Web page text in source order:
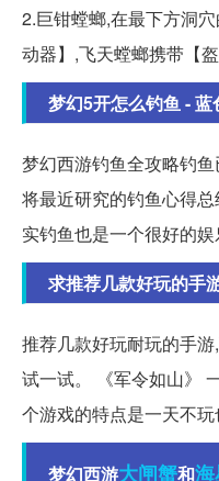
2.巨钳螳螂,在最下方洞
动器】,飞天螳螂携带【
梦幻5开怎么钓鱼 -
梦幻西游钓鱼全攻略钓
将最近研究的钓鱼心得
实钓鱼也是一个很好的娱
求推荐几款好玩的手
推荐几款好玩耐玩的手
试一试。 《军令如山》
个游戏的特点是一天不玩
梦幻西游大闸蟹和